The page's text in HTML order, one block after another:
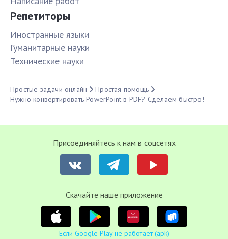
Репетиторы
Иностранные языки
Гуманитарные науки
Технические науки
Простые задачи онлайн
Простая помощь
Нужно конвертировать PowerPoint в PDF? Сделаем быстро!
Присоединяйтесь к нам в соцсетях
Cкачайте наше приложение
Если Google Play не работает (apk)